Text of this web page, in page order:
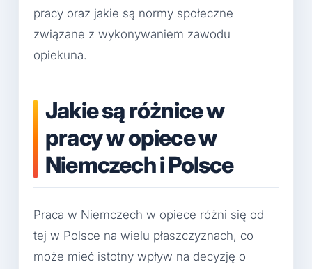
pracy oraz jakie są normy społeczne
związane z wykonywaniem zawodu
opiekuna.
Jakie są różnice w
pracy w opiece w
Niemczech i Polsce
Praca w Niemczech w opiece różni się od
tej w Polsce na wielu płaszczyznach, co
może mieć istotny wpływ na decyzję o